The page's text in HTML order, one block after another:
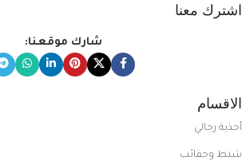
اشترك معنا
شارك موقعنا:
الاقسام
أحذية رجالي
شنط وحقائب